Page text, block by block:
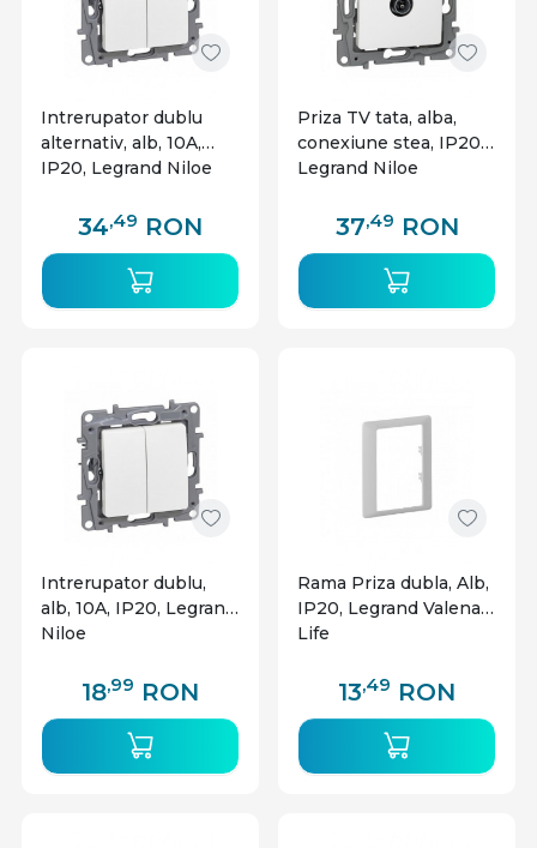
Intrerupator dublu
alternativ, alb, 10A,
IP20, Legrand Niloe
34,49 RON
Priza TV tata, alba,
conexiune stea, IP20,
Legrand Niloe
37,49 RON
Intrerupator dublu,
alb, 10A, IP20, Legrand
Niloe
18,99 RON
Rama Priza dubla, Alb,
IP20, Legrand Valena
Life
13,49 RON